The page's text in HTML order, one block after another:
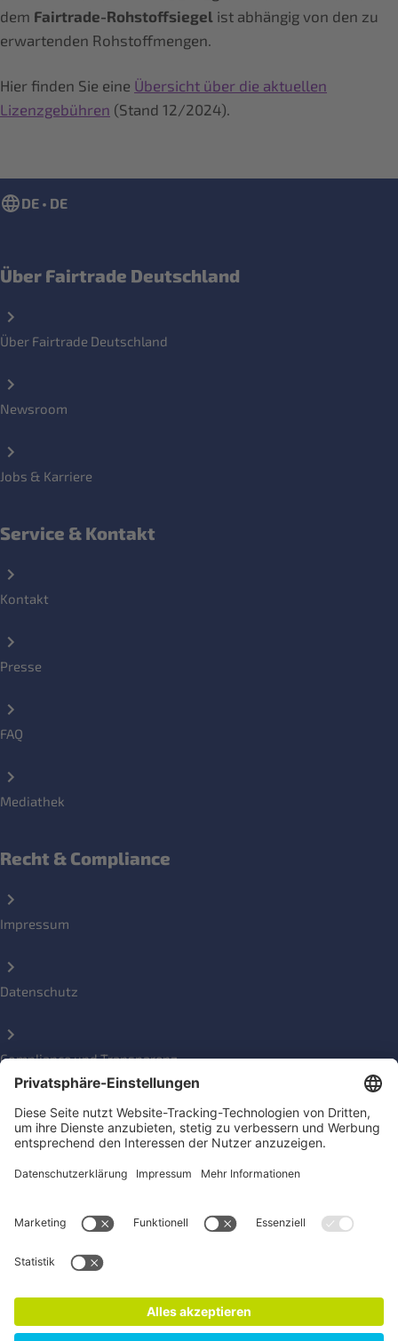
dem Fairtrade-Rohstoffsiegel ist abhängig von den zu
erwartenden Rohstoffmengen.
Hier finden Sie eine Übersicht über die aktuellen
Lizenzgebühren (Stand 12/2024).
DE • DE
Über Fairtrade Deutschland
Über Fairtrade Deutschland
Newsroom
Jobs & Karriere
Service & Kontakt
Kontakt
Presse
FAQ
Mediathek
Recht & Compliance
Impressum
Datenschutz
Compliance und Transparenz
Beschwerde einreichen
Social Media Kanäle
Newsletter für Konsument*innen und Aktive